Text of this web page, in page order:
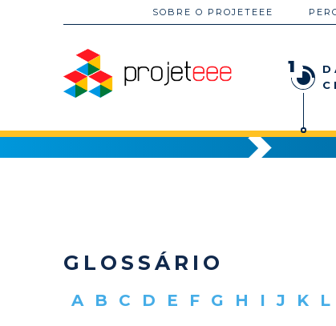
SOBRE O PROJETEEE
1
GLOSSÁRIO
A B C D E F G H I J K L